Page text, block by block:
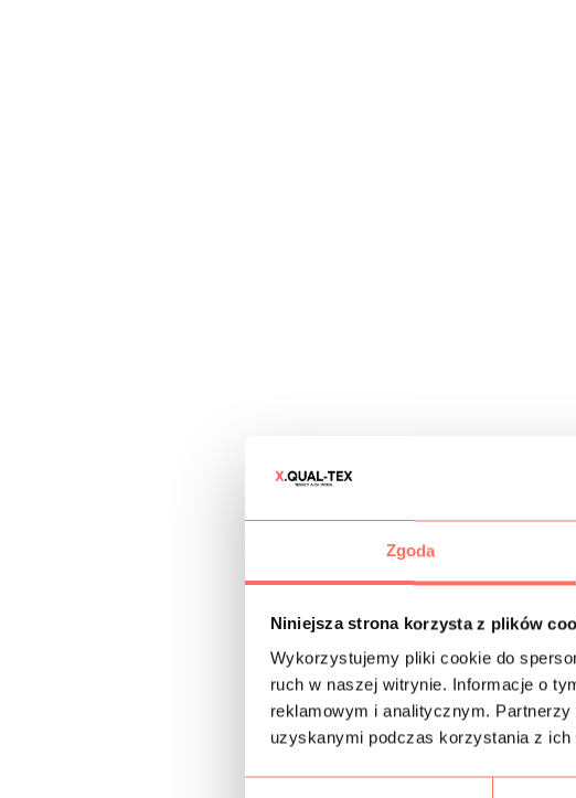
Zgoda
Niniejsza strona korzysta z plików
Wykorzystujemy pliki cookie do
ruch w naszej witrynie. Informacje o
reklamowym i analitycznym.
uzyskanymi podczas korzystania z ich